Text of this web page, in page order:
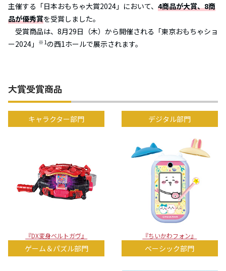
主催する「日本おもちゃ大賞2024」において、 4商品が大賞、8商
品が優秀賞を受賞しました。
受賞商品は、8月29日（木）から開催される「東京おもちゃショ
ー2024」
※1 の西1ホールで展示されます。
大賞受賞商品
キャラクター部門
『DX変身ベルトガヴ』
デジタル部門
『ちいかわフォン』
ゲーム＆パズル部門 ベーシック部門